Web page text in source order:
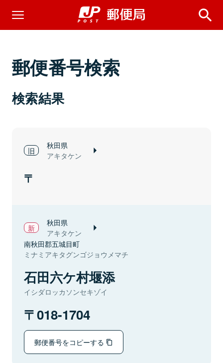
郵便番号検索
検索結果
秋田県
アキタケン
秋田県
アキタケン
南秋田郡五城目町
ミナミアキタグンゴジョウメマチ
石田六ケ村堰添
イシダロッカソンセキゾイ
018-1704
郵便番号をコピーする